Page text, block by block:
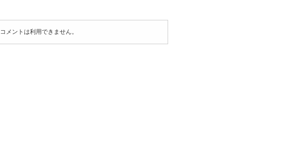
コメントは利用できません。